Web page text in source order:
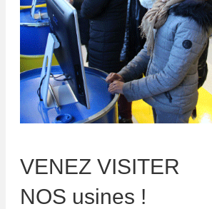
VENEZ VISITER
NOS usines !